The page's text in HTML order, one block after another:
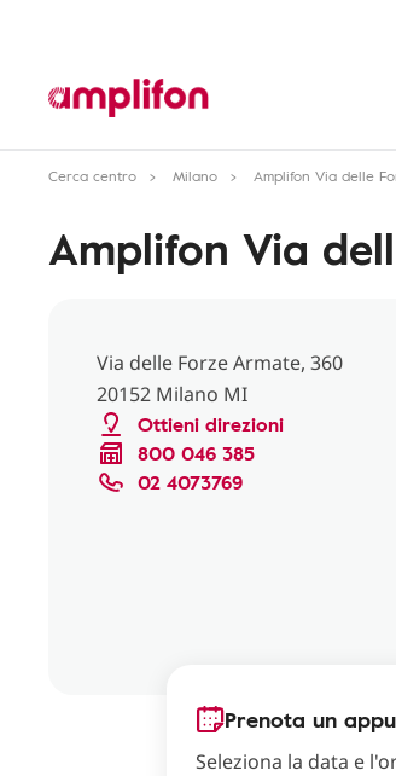
Cerca centro Milano Amplifon Via delle
Amplifon Via
Via delle Forze Armate, 360
20152 Milano MI
Ottieni direzioni
800 046 385
02 4073769
Prenota un
Seleziona la data e